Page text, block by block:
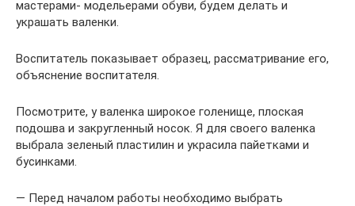
мастерами- модельерами обуви, будем делать и
украшать валенки.
Воспитатель показывает образец, рассматривание его,
объяснение воспитателя.
Посмотрите, у валенка широкое голенище, плоская
подошва и закругленный носок. Я для своего валенка
выбрала зеленый пластилин и украсила пайетками и
бусинками.
— Перед началом работы необходимо выбрать